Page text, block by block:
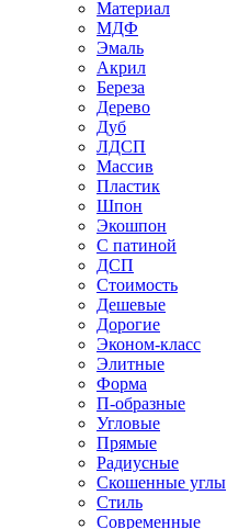
Материал
МДФ
Эмаль
Акрил
Береза
Дерево
Дуб
ЛДСП
Массив
Пластик
Шпон
Экошпон
С патиной
ДСП
Стоимость
Дешевые
Дорогие
Эконом-класс
Элитные
Форма
П-образные
Угловые
Прямые
Радиусные
Скошенные углы
Стиль
Современные